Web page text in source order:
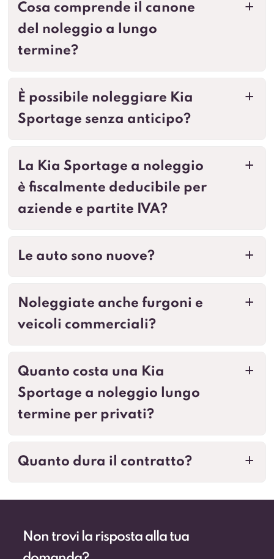
a
Cosa comprende il canone
del noleggio a lungo
termine?
a
È possibile noleggiare Kia
Sportage senza anticipo?
a
La Kia Sportage a noleggio
è fiscalmente deducibile per
aziende e partite IVA?
a
Le auto sono nuove?
a
Noleggiate anche furgoni e
veicoli commerciali?
a
Quanto costa una Kia
Sportage a noleggio lungo
termine per privati?
a
Quanto dura il contratto?
Non trovi la risposta alla tua